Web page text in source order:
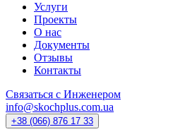
Услуги
Проекты
О нас
Документы
Отзывы
Контакты
Связаться с Инженером
info@skochplus.com.ua
+38 (066) 876 17 33